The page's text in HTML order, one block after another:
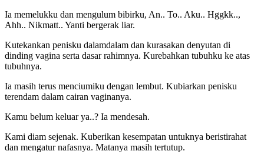
Ia memelukku dan mengulum bibirku, An.. To.. Aku.. Hggkk..,
Ahh.. Nikmatt.. Yanti bergerak liar.
Kutekankan penisku dalamdalam dan kurasakan denyutan di
dinding vagina serta dasar rahimnya. Kurebahkan tubuhku ke atas
tubuhnya.
Ia masih terus menciumiku dengan lembut. Kubiarkan penisku
terendam dalam cairan vaginanya.
Kamu belum keluar ya..? Ia mendesah.
Kami diam sejenak. Kuberikan kesempatan untuknya beristirahat
dan mengatur nafasnya. Matanya masih tertutup.